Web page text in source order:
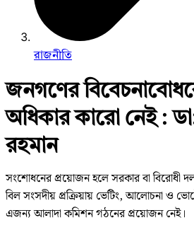
রাজনীতি
জনগণের
অধিকার কারো নেই :
রহমান
সংশোধনের প্রয়োজন হলে সরকার বা বিরোধী
বিল সংসদীয় প্রক্রিয়ায় ভেটিং, আলোচনা ও
এজন্য আলাদা কমিশন গঠনের প্রয়োজন নেই।